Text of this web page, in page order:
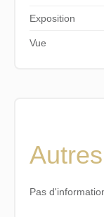
Exposition
Vue
Pas